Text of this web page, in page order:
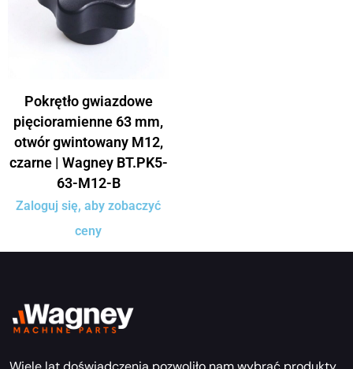
Pokrętło gwiazdowe
pięcioramienne 63 mm,
otwór gwintowany M12,
czarne | Wagney BT.PK5-
63-M12-B
Zaloguj się, aby zobaczyć
ceny